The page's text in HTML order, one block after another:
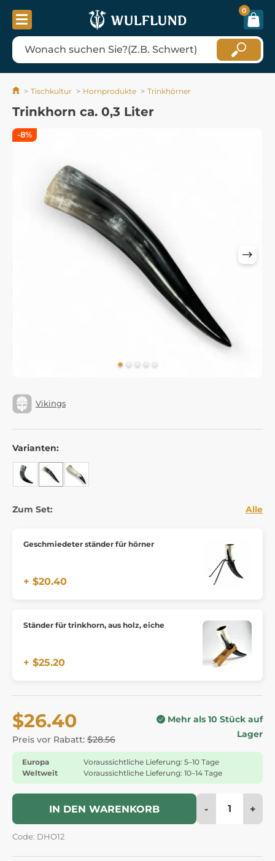
0
Tischkultur Hornprodukte Trinkhörner
Trinkhorn ca. 0,3 Liter
Vikings
Varianten:
Zum Set: Alle
Geschmiedeter ständer für hörner
+ $20.40
Ständer für trinkhorn, aus holz, eiche
+ $25.20
$26.40
Preis vor Rabatt: $28.56
Mehr als 10 Stück auf
Lager
Europa
Voraussichtliche Lieferung: 5–10 Tage
Weltweit
Voraussichtliche Lieferung: 10–14 Tage
IN DEN WARENKORB - +
Code: DHO12
-8%